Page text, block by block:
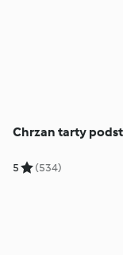
Chrzan tarty
5 (534)